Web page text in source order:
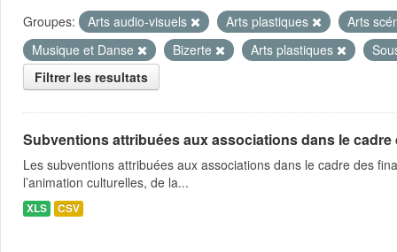
Groupes: Arts audio-visuels Arts plastiques
Arts
Musique et Danse
Bizerte Arts plastiques
Filtrer les resultats
Subventions attribuées aux associations dans le
Les subventions attribuées aux associations dans le cadre des
l’animation culturelles, de la...
XLS CSV